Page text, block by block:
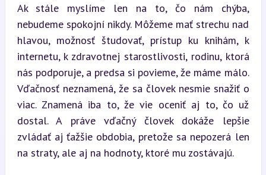
Ak stále myslíme len na to, čo nám chýba,
nebudeme spokojní nikdy. Môžeme mať strechu nad
hlavou, možnosť študovať, prístup ku knihám, k
internetu, k zdravotnej starostlivosti, rodinu, ktorá
nás podporuje, a predsa si povieme, že máme málo.
Vďačnosť neznamená, že sa človek nesmie snažiť o
viac. Znamená iba to, že vie oceniť aj to, čo už
dostal. A práve vďačný človek dokáže lepšie
zvládať aj ťažšie obdobia, pretože sa nepozerá len
na straty, ale aj na hodnoty, ktoré mu zostávajú.